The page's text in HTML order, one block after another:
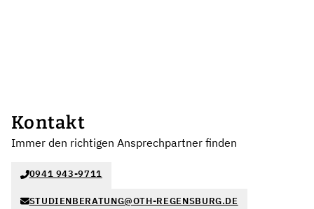
Kontakt
Immer den richtigen Ansprechpartner finden
0941 943-9711
STUDIENBERATUNG@OTH-REGENSBURG.DE